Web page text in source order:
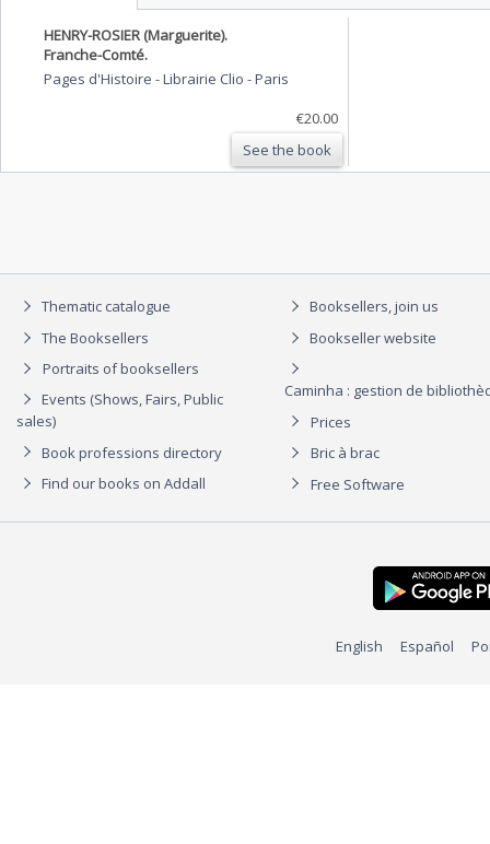
HENRY-ROSIER (Marguerite).
Franche-Comté.
Pages d'Histoire - Librairie Clio -Paris
€20.00
See the book
Thematic catalogue
The Booksellers
Portraits of booksellers
Events (Shows, Fairs, Public
sales)
Book professions directory
Find our books on Addall
Booksellers, join us
Bookseller website
Caminha : gestion de
Prices
Bric à brac
Free Software
English Español